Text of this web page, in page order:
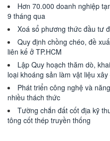
Hơn 70.000 doanh nghiệp
9 tháng qua
Xoá sổ phương thức đầu tư
Quy định chồng chéo, đề
liên kế ở TP.HCM
Lập Quy hoạch thăm dò,
loại khoáng sản làm vật liệu
Phát triển công nghệ và
nhiều thách thức
Tường chắn đất cốt địa kỹ
tông cốt thép truyền thống